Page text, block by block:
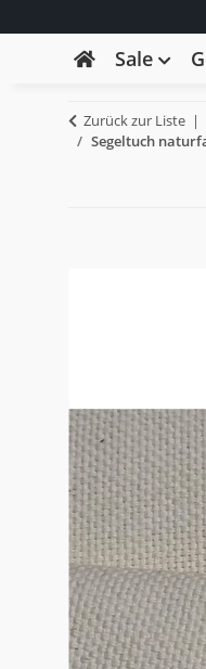
Sale
Zurück zur Liste
Segeltuch